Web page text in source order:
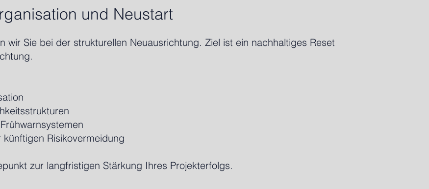
und Neustart
wir Sie bei der strukturellen Neuausrichtung. Ziel ist ein nachhaltiges Reset
Risikovermeidung
zur langfristigen Stärkung Ihres Projekterfolgs.